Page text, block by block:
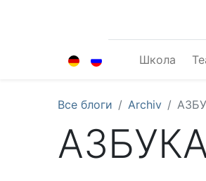
Школа
Все блоги Archiv